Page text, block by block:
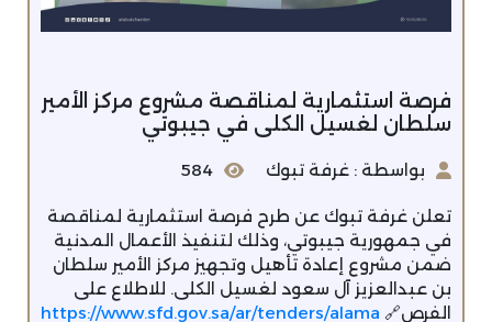
فرصة استثمارية لمناقصة مشروع مركز الأمير
سلطان لغسيل الكلى في جيبوتي
بواسطة : غرفة تبوك 584
تعلن غرفة تبوك عن طرح فرصة استثمارية لمناقصة
في جمهورية جيبوتي، وذلك لتنفيذ الأعمال المدنية
ضمن مشروع إعادة تأهيل وتجهيز مركز الأمير سلطان
بن عبدالعزيز آل سعود لغسيل الكلى. للاطلاع على
الفرص🔗 https://www.sfd.gov.sa/ar/tenders/alama